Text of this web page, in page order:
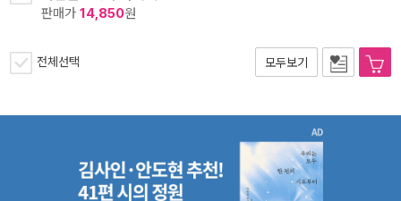
판매가 14,850원
전체선택 모두보기